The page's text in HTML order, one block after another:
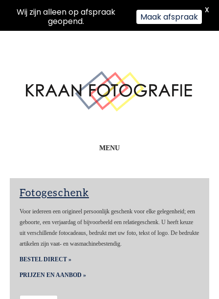
MENU
Fotogeschenk
Voor iedereen een origineel persoonlijk geschenk voor elke gelegenheid; een
geboorte, een verjaardag of bijvoorbeeld een relatiegeschenk. U heeft keuze
uit verschillende fotocadeaus, bedrukt met uw foto, tekst of logo. De bedrukte
artikelen zijn vaat- en wasmachinebestendig.
BESTEL DIRECT »
PRIJZEN EN AANBOD »
Wij zijn alleen op afspraak
geopend.
Maak afspraak
X